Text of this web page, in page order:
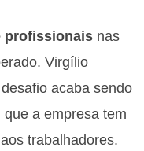
profissionais nas
Virgílio
acaba sendo
a empresa tem
trabalhadores.